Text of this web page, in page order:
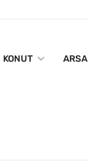
KONUT ARSA